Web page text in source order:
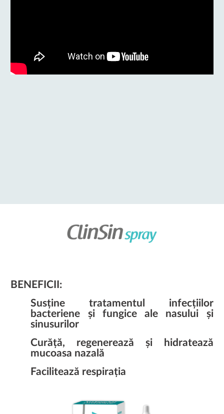
BENEFICII:
Susține tratamentul infecțiilor
bacteriene și fungice ale nasului și
sinusurilor
Curăță, regenerează și hidratează
mucoasa nazală
Facilitează respirația